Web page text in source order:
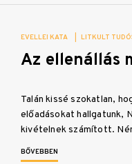
EVELLEI KATA LITKULT
Az ellenállás
Talán kissé szokatlan,
előadásokat hallgatunk,
kivételnek számított.
BŐVEBBEN